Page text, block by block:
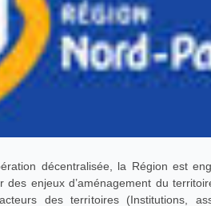
décentralisée, la Région est
des enjeux d’aménagement du
des territoires (Institutions,